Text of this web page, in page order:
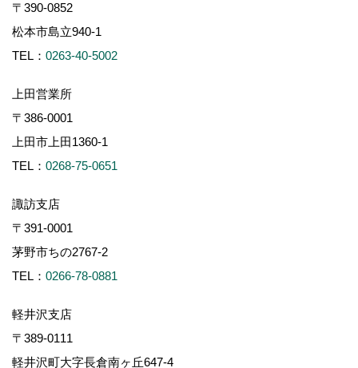
〒390-0852
松本市島立940-1
TEL： 0263-40-5002
上田営業所
〒386-0001
上田市上田1360-1
TEL： 0268-75-0651
諏訪支店
〒391-0001
茅野市ちの2767-2
TEL： 0266-78-0881
軽井沢支店
〒389-0111
軽井沢町大字長倉南ヶ丘647-4